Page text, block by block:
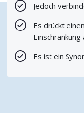
Jedoch
Es drückt
Einschränkung
Es ist ein